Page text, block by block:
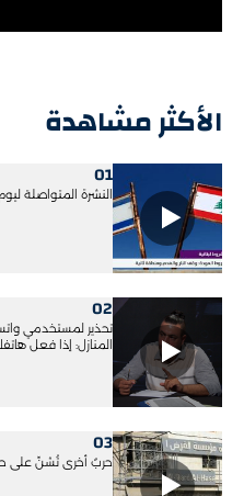
الأكثر مشاهدة
01
النشرة المتواصلة ليوم
02
تحذير لمستخدمي
المنازل: إذا فعل
03
حربٌ أخرى تُشنّ على